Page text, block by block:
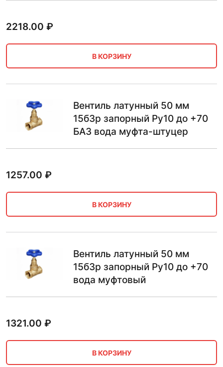
2218.00 ₽
В КОРЗИНУ
Вентиль латунный 50 мм
15б3р запорный Ру10 до +70
БАЗ вода муфта-штуцер
1257.00 ₽
В КОРЗИНУ
Вентиль латунный 50 мм
15б3р запорный Ру10 до +70
вода муфтовый
1321.00 ₽
В КОРЗИНУ